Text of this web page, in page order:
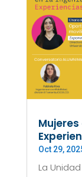
Oct 29,
La